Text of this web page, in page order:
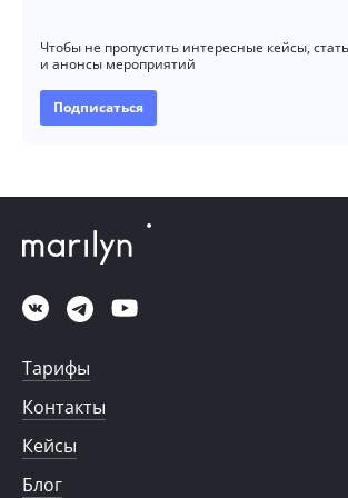
Чтобы не пропустить интересные кейсы,
и анонсы мероприятий
Подписаться
Тарифы
Контакты
Кейсы
Блог